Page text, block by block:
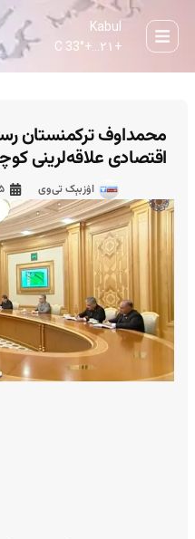
Kabul
+ ۲۱... +
33° C
محمداوف ترکمنستان
اقتصادی علاقه‌لرینی
اۉزبېک تی‌وی ۱۵